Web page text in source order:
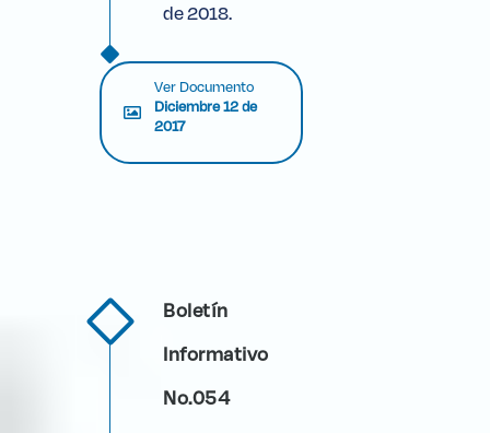
de 2018.
Ver Documento
Diciembre 12 de
2017
Boletín
Informativo
No.054